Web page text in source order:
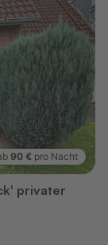
90 € pro Nacht